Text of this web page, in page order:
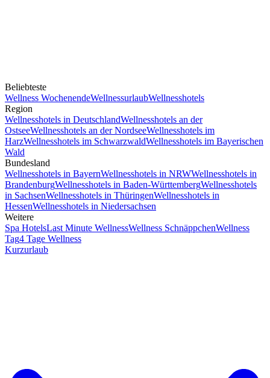
Beliebteste
Wellness WochenendeWellnessurlaubWellnesshotels
Region
Wellnesshotels in DeutschlandWellnesshotels an der
OstseeWellnesshotels an der NordseeWellnesshotels im
HarzWellnesshotels im SchwarzwaldWellnesshotels im Bayerischen
Wald
Bundesland
Wellnesshotels in BayernWellnesshotels in NRWWellnesshotels in
BrandenburgWellnesshotels in Baden-WürttembergWellnesshotels
in SachsenWellnesshotels in ThüringenWellnesshotels in
HessenWellnesshotels in Niedersachsen
Weitere
Spa HotelsLast Minute WellnessWellness SchnäppchenWellness
Tag4 Tage Wellness
Kurzurlaub